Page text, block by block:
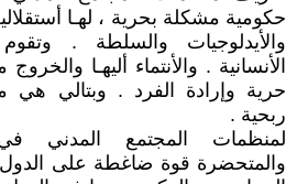
حكومية مشكلة بحرية ، لهـا
والأيدلوجيات والسلطة .
الأنسانية . والأنتماء أليهـا والخروج
حرية وإرادة الفرد . وبتالي هي
ربحية .
لمنظمات المجتمع المدني
والمتحضرة قوة ضاغطة على الدول